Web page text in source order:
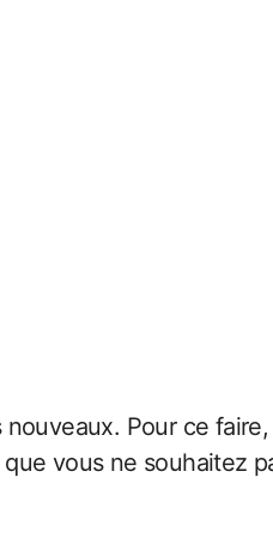
Pour ce
vous ne souhaitez